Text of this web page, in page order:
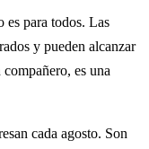
es para todos. Las
y pueden alcanzar
es una
cada agosto. Son